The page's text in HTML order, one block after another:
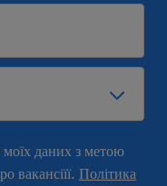
даних з метою
вакансіїї. Політика